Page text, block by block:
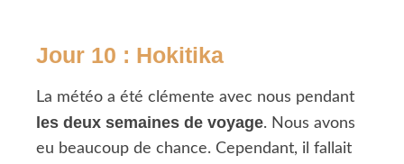
Jour 10 : Hokitika
La météo a été clémente avec nous pendant
les deux semaines de voyage. Nous avons
eu beaucoup de chance. Cependant, il fallait